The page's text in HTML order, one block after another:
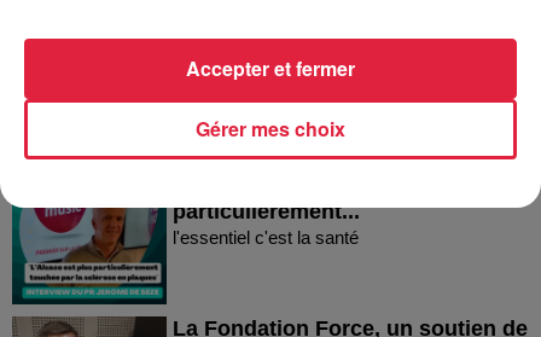
Dans la même série
L’Alsace et le Nord Ouest de la
particulièrement...
l'essentiel c'est la santé
La Fondation Force, un soutien de
Gérer mes choix
Accepter et fermer